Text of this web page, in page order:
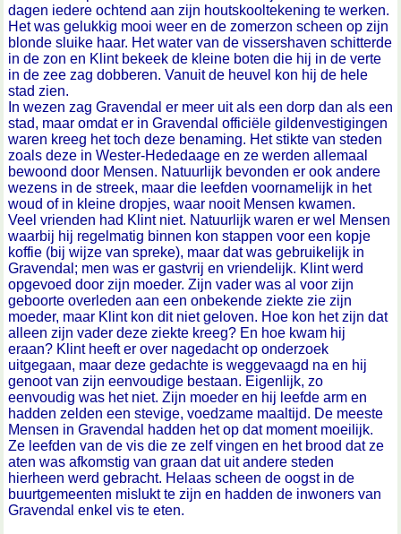
dagen iedere ochtend aan zijn houtskooltekening te werken.
Het was gelukkig mooi weer en de zomerzon scheen op zijn
blonde sluike haar. Het water van de vissershaven schitterde
in de zon en Klint bekeek de kleine boten die hij in de verte
in de zee zag dobberen. Vanuit de heuvel kon hij de hele
stad zien.
In wezen zag Gravendal er meer uit als een dorp dan als een
stad, maar omdat er in Gravendal officiële gildenvestigingen
waren kreeg het toch deze benaming. Het stikte van steden
zoals deze in Wester-Hededaage en ze werden allemaal
bewoond door Mensen. Natuurlijk bevonden er ook andere
wezens in de streek, maar die leefden voornamelijk in het
woud of in kleine dropjes, waar nooit Mensen kwamen.
Veel vrienden had Klint niet. Natuurlijk waren er wel Mensen
waarbij hij regelmatig binnen kon stappen voor een kopje
koffie (bij wijze van spreke), maar dat was gebruikelijk in
Gravendal; men was er gastvrij en vriendelijk. Klint werd
opgevoed door zijn moeder. Zijn vader was al voor zijn
geboorte overleden aan een onbekende ziekte zie zijn
moeder, maar Klint kon dit niet geloven. Hoe kon het zijn dat
alleen zijn vader deze ziekte kreeg? En hoe kwam hij
eraan? Klint heeft er over nagedacht op onderzoek
uitgegaan, maar deze gedachte is weggevaagd na en hij
genoot van zijn eenvoudige bestaan. Eigenlijk, zo
eenvoudig was het niet. Zijn moeder en hij leefde arm en
hadden zelden een stevige, voedzame maaltijd. De meeste
Mensen in Gravendal hadden het op dat moment moeilijk.
Ze leefden van de vis die ze zelf vingen en het brood dat ze
aten was afkomstig van graan dat uit andere steden
hierheen werd gebracht. Helaas scheen de oogst in de
buurtgemeenten mislukt te zijn en hadden de inwoners van
Gravendal enkel vis te eten.